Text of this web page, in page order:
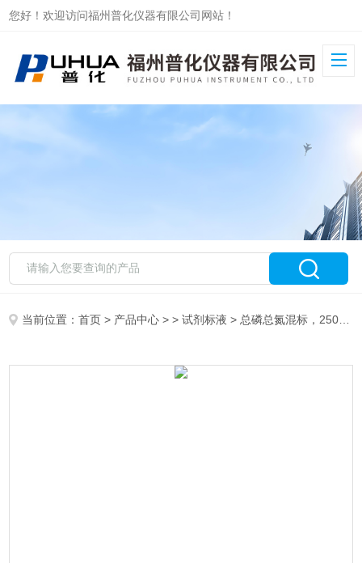
您好！欢迎访问福州普化仪器有限公司网站！
当前位置：首页 > 产品中心 > >试剂标液 > 总磷总氮混标，2500ML